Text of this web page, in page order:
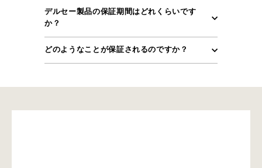
デルセー製品の保証期間はどれくらいです
か？
どのようなことが保証されるのですか？